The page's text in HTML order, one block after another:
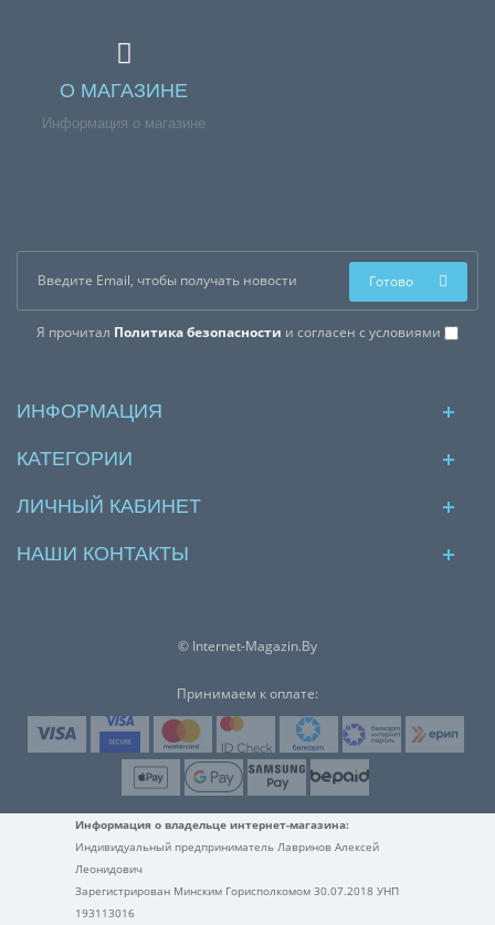
О МАГАЗИНЕ
Информация о магазине
Я прочитал Политика безопасности и согласен с условиями
Готово
ИНФОРМАЦИЯ
КАТЕГОРИИ
ЛИЧНЫЙ КАБИНЕТ
НАШИ КОНТАКТЫ
© Internet-Magazin.By
Принимаем к оплате:
Информация о владельце интернет-магазина:
Индивидуальный предприниматель Лавринов Алексей
Леонидович
Зарегистрирован Минским Горисполкомом 30.07.2018 УНП
193113016